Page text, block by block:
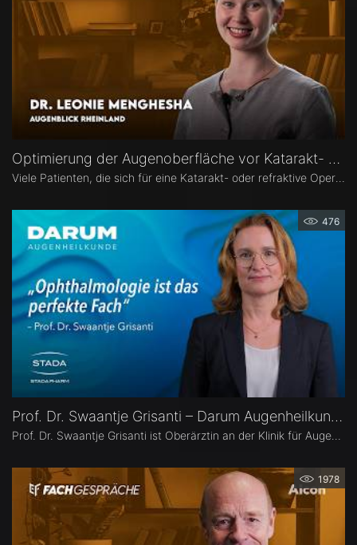
Optimierung der Augenoberfläche vor Katarakt- und Refraktiver Operation – Dr. Leonie Menghesha
476
Prof. Dr. Swaantje Grisanti – Darum Augenheilkunde
1978